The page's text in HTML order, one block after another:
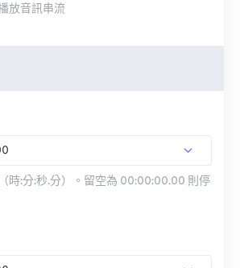
放音訊串流
時:分:秒.分）。留空為 00:00:00.00 則停